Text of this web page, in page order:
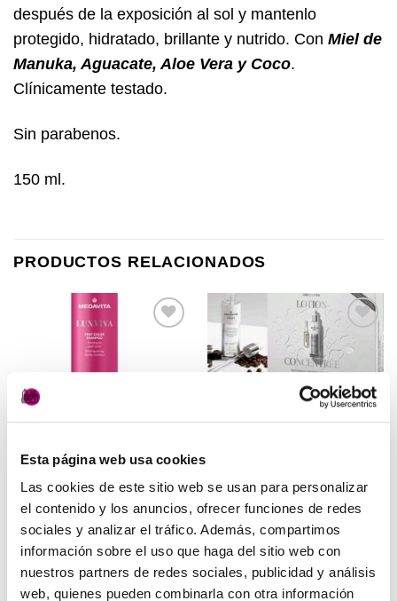
Esta página web usa cookies
Las cookies de este sitio web se usan para personalizar
el contenido y los anuncios, ofrecer funciones de redes
sociales y analizar el tráfico. Además, compartimos
información sobre el uso que haga del sitio web con
nuestros partners de redes sociales, publicidad y análisis
web, quienes pueden combinarla con otra información
después de la exposición al sol y mantenlo
protegido, hidratado, brillante y nutrido. Con Miel de
Manuka, Aguacate, Aloe Vera y Coco.
Clínicamente testado.
Sin parabenos.
150 ml.
PRODUCTOS RELACIONADOS
PELUQUERÍA
Champú Post Color
Medavita
21,50€ (IVA incluido)
AÑADIR AL CARRITO
Añadir
lista de
deseos
PELUQUERÍA
Pack anticaída Locion
83,50€ (IVA incluido)
AÑADIR AL CARRITO